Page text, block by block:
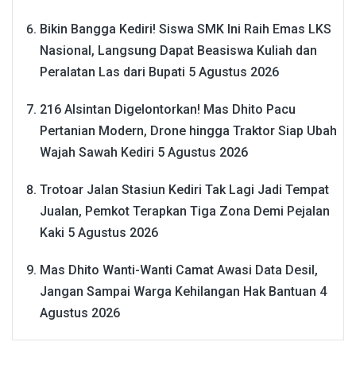
Bikin Bangga Kediri! Siswa SMK Ini Raih Emas LKS
Nasional, Langsung Dapat Beasiswa Kuliah dan
Peralatan Las dari Bupati 5 Agustus 2026
216 Alsintan Digelontorkan! Mas Dhito Pacu
Pertanian Modern, Drone hingga Traktor Siap Ubah
Wajah Sawah Kediri 5 Agustus 2026
Trotoar Jalan Stasiun Kediri Tak Lagi Jadi Tempat
Jualan, Pemkot Terapkan Tiga Zona Demi Pejalan
Kaki 5 Agustus 2026
Mas Dhito Wanti-Wanti Camat Awasi Data Desil,
Jangan Sampai Warga Kehilangan Hak Bantuan 4
Agustus 2026